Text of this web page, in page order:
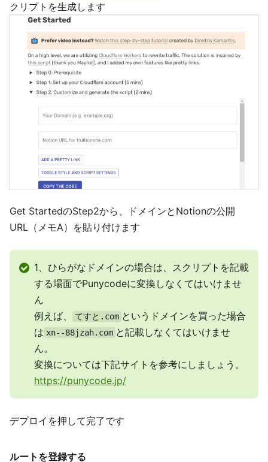
クリプトを生成します
Get StartedのStep2から、ドメインとNotionの公開
URL（メモA）を貼り付けます
1、ひらがなドメインの場合は、スクリプトを記載
する場面でPunycodeに変換しなくてはいけませ
ん
例えば、
てすと.com というドメインを買った場合
は xn--88jzah.com と記載しなくてはいけませ
ん。
変換については下記サイトを参考にしましょう。
https://punycode.jp/
デプロイを押して完了です
ルートを登録する